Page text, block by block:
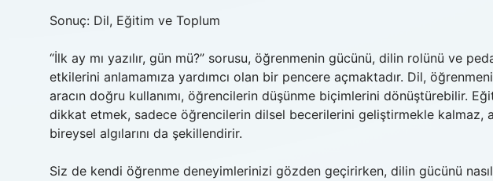
Sonuç: Dil, Eğitim ve Toplum
“İlk ay mı yazılır, gün mü?” sorusu, öğrenmenin gücünü, dilin rolünü ve
etkilerini anlamamıza yardımcı olan bir pencere açmaktadır. Dil,
aracın doğru kullanımı, öğrencilerin düşünme biçimlerini dönüştürebilir.
dikkat etmek, sadece öğrencilerin dilsel becerilerini geliştirmekle kalmaz,
bireysel algılarını da şekillendirir.
Siz de kendi öğrenme deneyimlerinizi gözden geçirirken, dilin gücünü